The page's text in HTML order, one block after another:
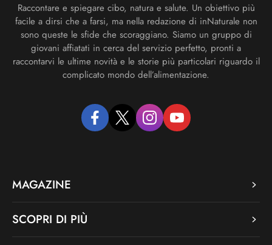
Raccontare e spiegare cibo, natura e salute. Un obiettivo più
facile a dirsi che a farsi, ma nella redazione di inNaturale non
sono queste le sfide che scoraggiano. Siamo un gruppo di
giovani affiatati in cerca del servizio perfetto, pronti a
raccontarvi le ultime novità e le storie più particolari riguardo il
complicato mondo dell’alimentazione.
facebooktwitter instagramyoutube
MAGAZINE
SCOPRI DI PIÙ